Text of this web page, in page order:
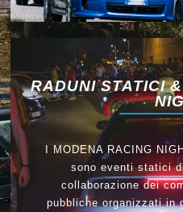
RADUNI STATICI
I MODENA RACING
sono eventi statici
collaborazione dei
pubbliche organizzati in